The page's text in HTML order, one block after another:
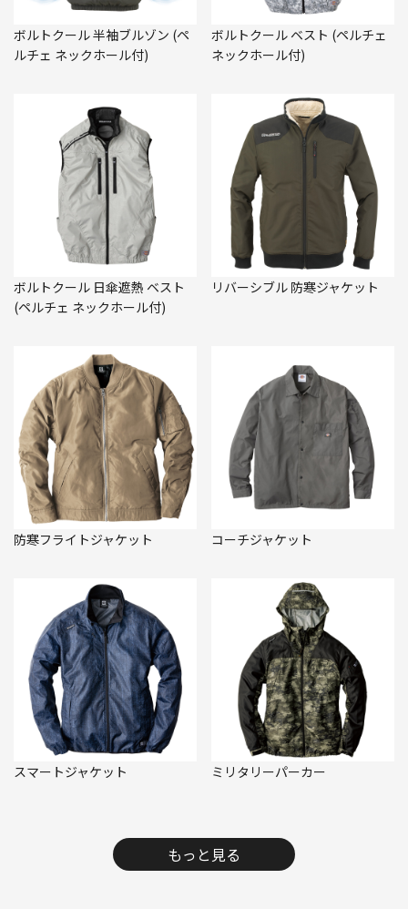
ボルトクール 半袖ブルゾン (ペ
ルチェ ネックホール付)
ボルトクール ベスト (ペルチェ
ネックホール付)
ボルトクール 日傘遮熱 ベスト
(ペルチェ ネックホール付)
リバーシブル 防寒ジャケット
防寒フライトジャケット コーチジャケット
スマートジャケット ミリタリーパーカー
もっと見る